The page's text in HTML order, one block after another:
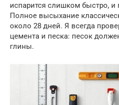
испарится слишком быстро, и
Полное высыхание
около 28 дней. Я всегда
цемента и песка: песок
глины.